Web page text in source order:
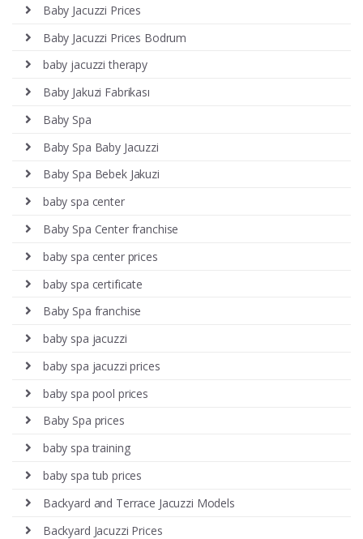
Baby Jacuzzi Prices
Baby Jacuzzi Prices Bodrum
baby jacuzzi therapy
Baby Jakuzi Fabrikası
Baby Spa
Baby Spa Baby Jacuzzi
Baby Spa Bebek Jakuzi
baby spa center
Baby Spa Center franchise
baby spa center prices
baby spa certificate
Baby Spa franchise
baby spa jacuzzi
baby spa jacuzzi prices
baby spa pool prices
Baby Spa prices
baby spa training
baby spa tub prices
Backyard and Terrace Jacuzzi Models
Backyard Jacuzzi Prices